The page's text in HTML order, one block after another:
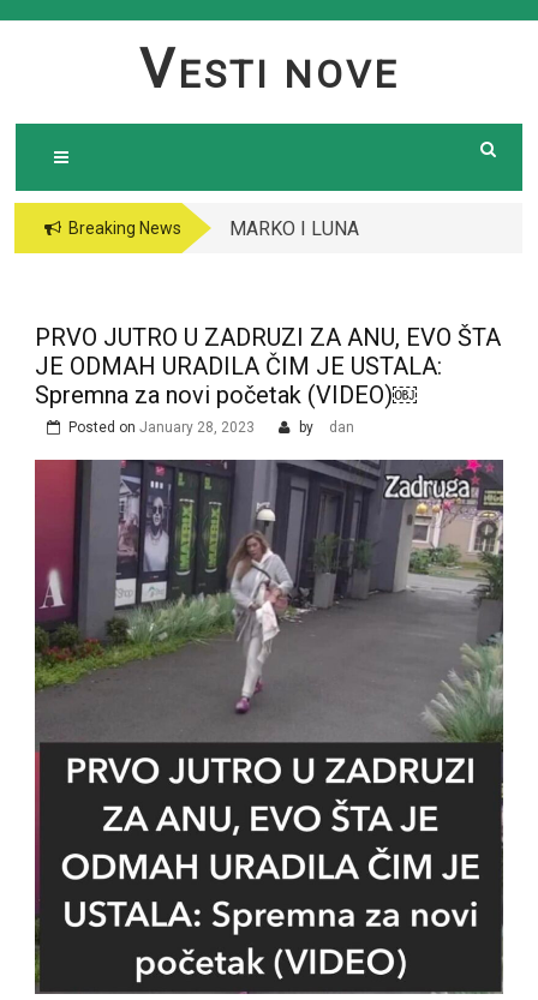
VESTI NOVE
Breaking News
MARKO I LUNA
DESILO: Odao ih jedan
detalj, SPREMA SE
HAOS￼
PRVO JUTRO U ZADRUZI ZA ANU, EVO ŠTA
JE ODMAH URADILA ČIM JE USTALA:
Spremna za novi početak (VIDEO)￼
Posted on January 28, 2023 by dan